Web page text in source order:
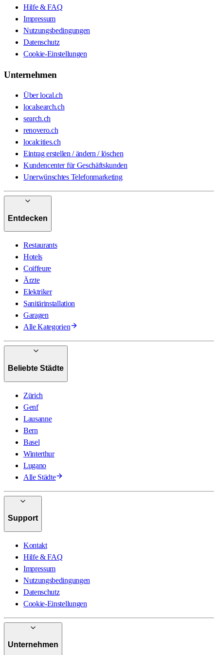
Hilfe & FAQ
Impressum
Nutzungsbedingungen
Datenschutz
Cookie-Einstellungen
Unternehmen
Über local.ch
localsearch.ch
search.ch
renovero.ch
localcities.ch
Eintrag erstellen / ändern / löschen
Kundencenter für Geschäftskunden
Unerwünschtes Telefonmarketing
Entdecken
Restaurants
Hotels
Coiffeure
Ärzte
Elektriker
Sanitärinstallation
Garagen
Alle Kategorien
Beliebte Städte
Zürich
Genf
Lausanne
Bern
Basel
Winterthur
Lugano
Alle Städte
Support
Kontakt
Hilfe & FAQ
Impressum
Nutzungsbedingungen
Datenschutz
Cookie-Einstellungen
Unternehmen